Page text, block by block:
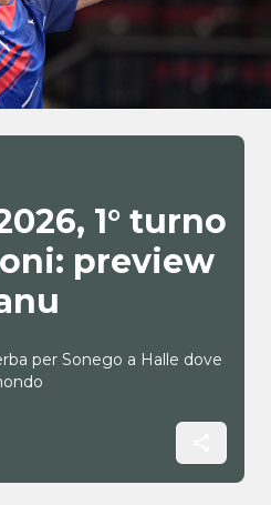
1° turno
preview
per Sonego a Halle dove